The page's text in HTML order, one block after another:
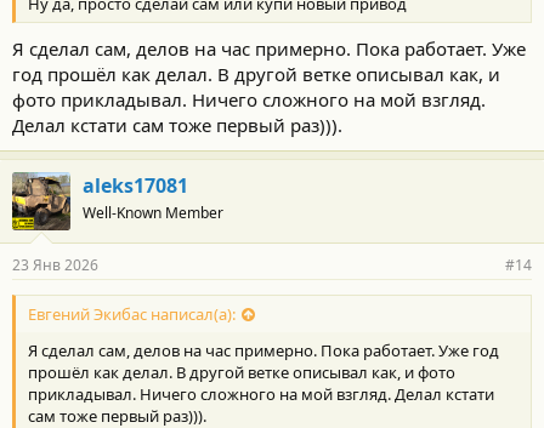
и
:
Я сделал сам, делов на час примерно. Пока работает. Уже
год прошёл как делал. В другой ветке описывал как, и
фото прикладывал. Ничего сложного на мой взгляд.
Делал кстати сам тоже первый раз))).
aleks17081
Well-Known Member
23 Янв 2026 #14
Евгений Экибас написал(а):
Я сделал сам, делов на час примерно. Пока работает. Уже год
прошёл как делал. В другой ветке описывал как, и фото
прикладывал. Ничего сложного на мой взгляд. Делал кстати
сам тоже первый раз))).